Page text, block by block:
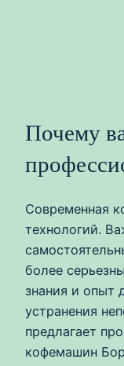
Почему
Современная
технологий.
более
знания и опыт
устранения
предлагает
кофемашин